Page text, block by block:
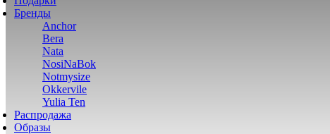
Бренды
Anchor
Bera
Nata
NosiNaBok
Notmysize
Okkervile
Yulia Ten
Распродажа
Образы